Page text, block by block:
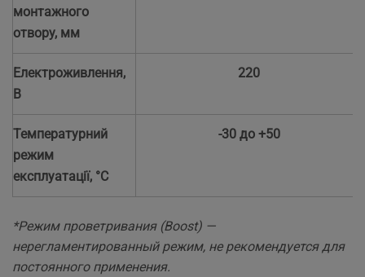
монтажного
отвору, мм
Електроживлення,
В
220
Температурний
режим
експлуатації, °C
-30 до +50
*Режим проветривания (Boost) —
нерегламентированный режим, не рекомендуется для
постоянного применения.